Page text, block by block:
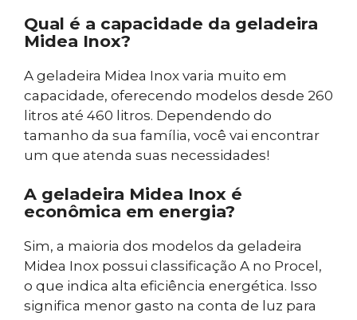
Qual é a capacidade da geladeira
Midea Inox?
A geladeira Midea Inox varia muito em
capacidade, oferecendo modelos desde 260
litros até 460 litros. Dependendo do
tamanho da sua família, você vai encontrar
um que atenda suas necessidades!
A geladeira Midea Inox é
econômica em energia?
Sim, a maioria dos modelos da geladeira
Midea Inox possui classificação A no Procel,
o que indica alta eficiência energética. Isso
significa menor gasto na conta de luz para